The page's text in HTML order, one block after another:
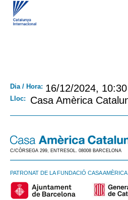
Dia / Hora: 16/12/2024,
Lloc: Casa Amèrica
C/CÒRSEGA 299, ENTRESOL. 08008 BARCELONA
PATRONAT DE LA FUNDACIÓ CASA AMÈRICA